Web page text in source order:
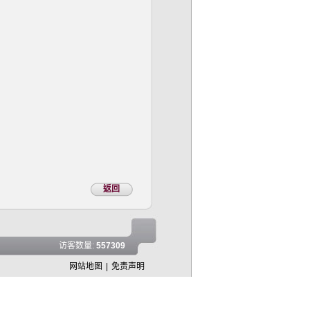
返回
访客数量: 557309
网站地图 免责声明